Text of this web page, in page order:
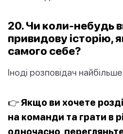
20. Чи коли-небудь
привидову історію,
самого себе?
Іноді розповідач
👉 Якщо ви хочете
на команди та грати в
одночасно,